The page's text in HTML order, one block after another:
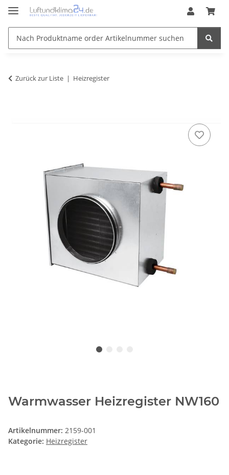
Zurück zur Liste Heizregister
Warmwasser Heizregister NW160
Artikelnummer: 2159-001
Kategorie: Heizregister